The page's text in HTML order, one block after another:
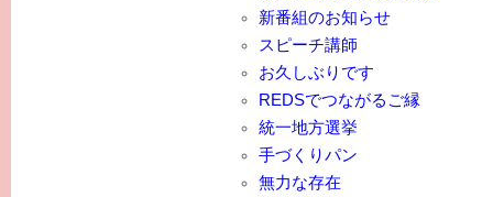
新番組のお知らせ
スピーチ講師
お久しぶりです
REDSでつながるご縁
統一地方選挙
手づくりパン
無力な存在